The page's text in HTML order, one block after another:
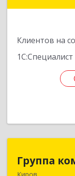
Клиентов на
1С:Специалист
Группа
Киров